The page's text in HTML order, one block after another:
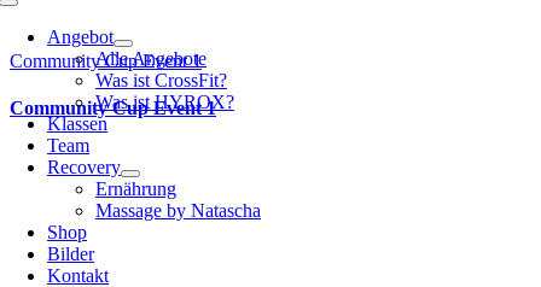
Toggle
NavigationAngebot
Alle Angebote
Was ist CrossFit?
Was ist HYROX?
Klassen
Team
Recovery
Ernährung
Massage by Natascha
Shop
Bilder
Kontakt
Community Cup Event 1
Community Cup Event 1